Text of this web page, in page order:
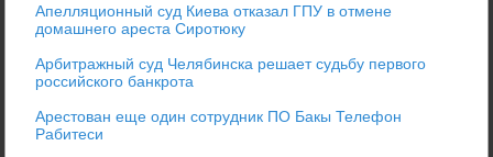
Апелляционный суд Киева отказал ГПУ в отмене
домашнего ареста Сиротюку
Арбитражный суд Челябинска решает судьбу первого
российского банкрота
Арестован еще один сотрудник ПО Бакы Телефон
Рабитеси